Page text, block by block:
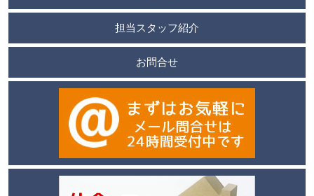
担当スタッフ紹介
お問合せ